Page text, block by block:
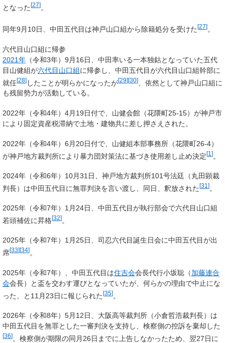
となった [27] 。
同年9月10日、中田五代目は神戸山口組から除籍処分を受けた [27] 。
六代目山口組に帰参
2021年 （令和3年）9月16日、中田率いる一本独鈷となっていた五代
目山健組が六代目山口組に帰参し、中田五代目が六代目山口組幹部に
就任[28] したことが明らかになったが[29][30]
、依然として神戸山口組に
も残留勢力が活動している。
2022年（令和4年）4月19日付で、山健会館（花隈町25-15）が神戸市
により固定資産税滞納で土地・建物共に差し押さえされた。
2022年（令和4年）6月20日付で、山健組本部事務所（花隈町26-4）
が神戸地方裁判所により暴力団対策法に基づき使用差し止め決定[1 ]
2024年（令和6年）10月31日、神戸地方裁判所101号法廷（丸田顕裁
判長）は中田五代目に無罪判決を言い渡し、同日、釈放された[31 ]。
2025年（令和7年）1月24日、中田五代目が執行部会で六代目山口組
若頭補佐に昇格[32] 。
2025年（令和7年）1月25日、司忍六代目誕生日会に中田五代目が出
席[33][34] 。
2025年（令和7年）、中田五代目は住吉会会長代行小坂聡（加藤連合
会会長）と盃を交わす運びとなっていたが、何らかの理由で中止にな
った、と11月23日に報じられた[35]。
2026年（令和8年）5月12日、大阪高等裁判所（小倉哲浩裁判長）は
中田五代目を無罪とした一審判決を支持し、検察側の控訴を棄却した
[36]。検察側が期限の同月26日までに上告しなかったため、翌27日に